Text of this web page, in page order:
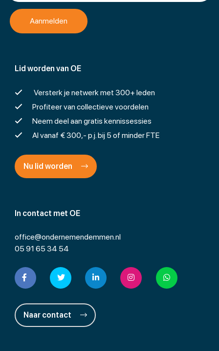
In contact met OE
office@ondernemendemmen.nl
05 91 65 34 54
Naar contact
Lid worden van OE
Versterk je netwerk met 300+ leden
Profiteer van collectieve voordelen
Neem deel aan gratis kennissessies
Al vanaf € 300,- p.j. bij 5 of minder FTE
Nu lid worden